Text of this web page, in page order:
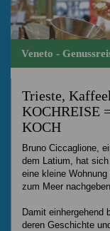
Veneto -
Trieste,
KOCHREISE
KOCH
Bruno Ciccaglione,
dem Latium, hat
eine kleine
zum Meer
Damit einhergehend
deren Geschichte